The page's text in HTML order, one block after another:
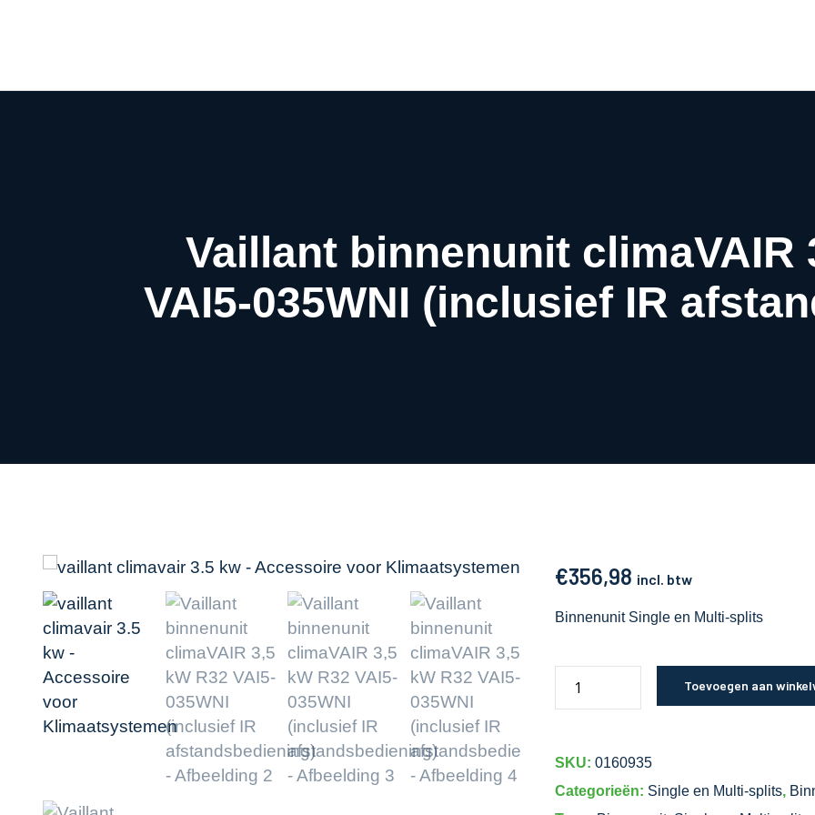
Airco informatiewijzer
Vaillant binnenunit climaVAIR
VAI5-035WNI (inclusief IR
€356,98 incl. btw
Binnenunit Single en Multi-splits
Toevoegen aan
SKU: 0160935
Categorieën: Single en Multi-splits,